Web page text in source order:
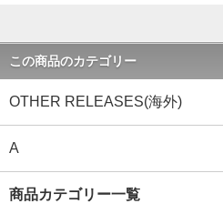
この商品のカテゴリー
OTHER RELEASES(海外)
A
商品カテゴリー一覧